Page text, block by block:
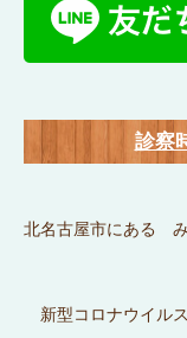
診察
北名古屋市にある み
新型コロナウイル